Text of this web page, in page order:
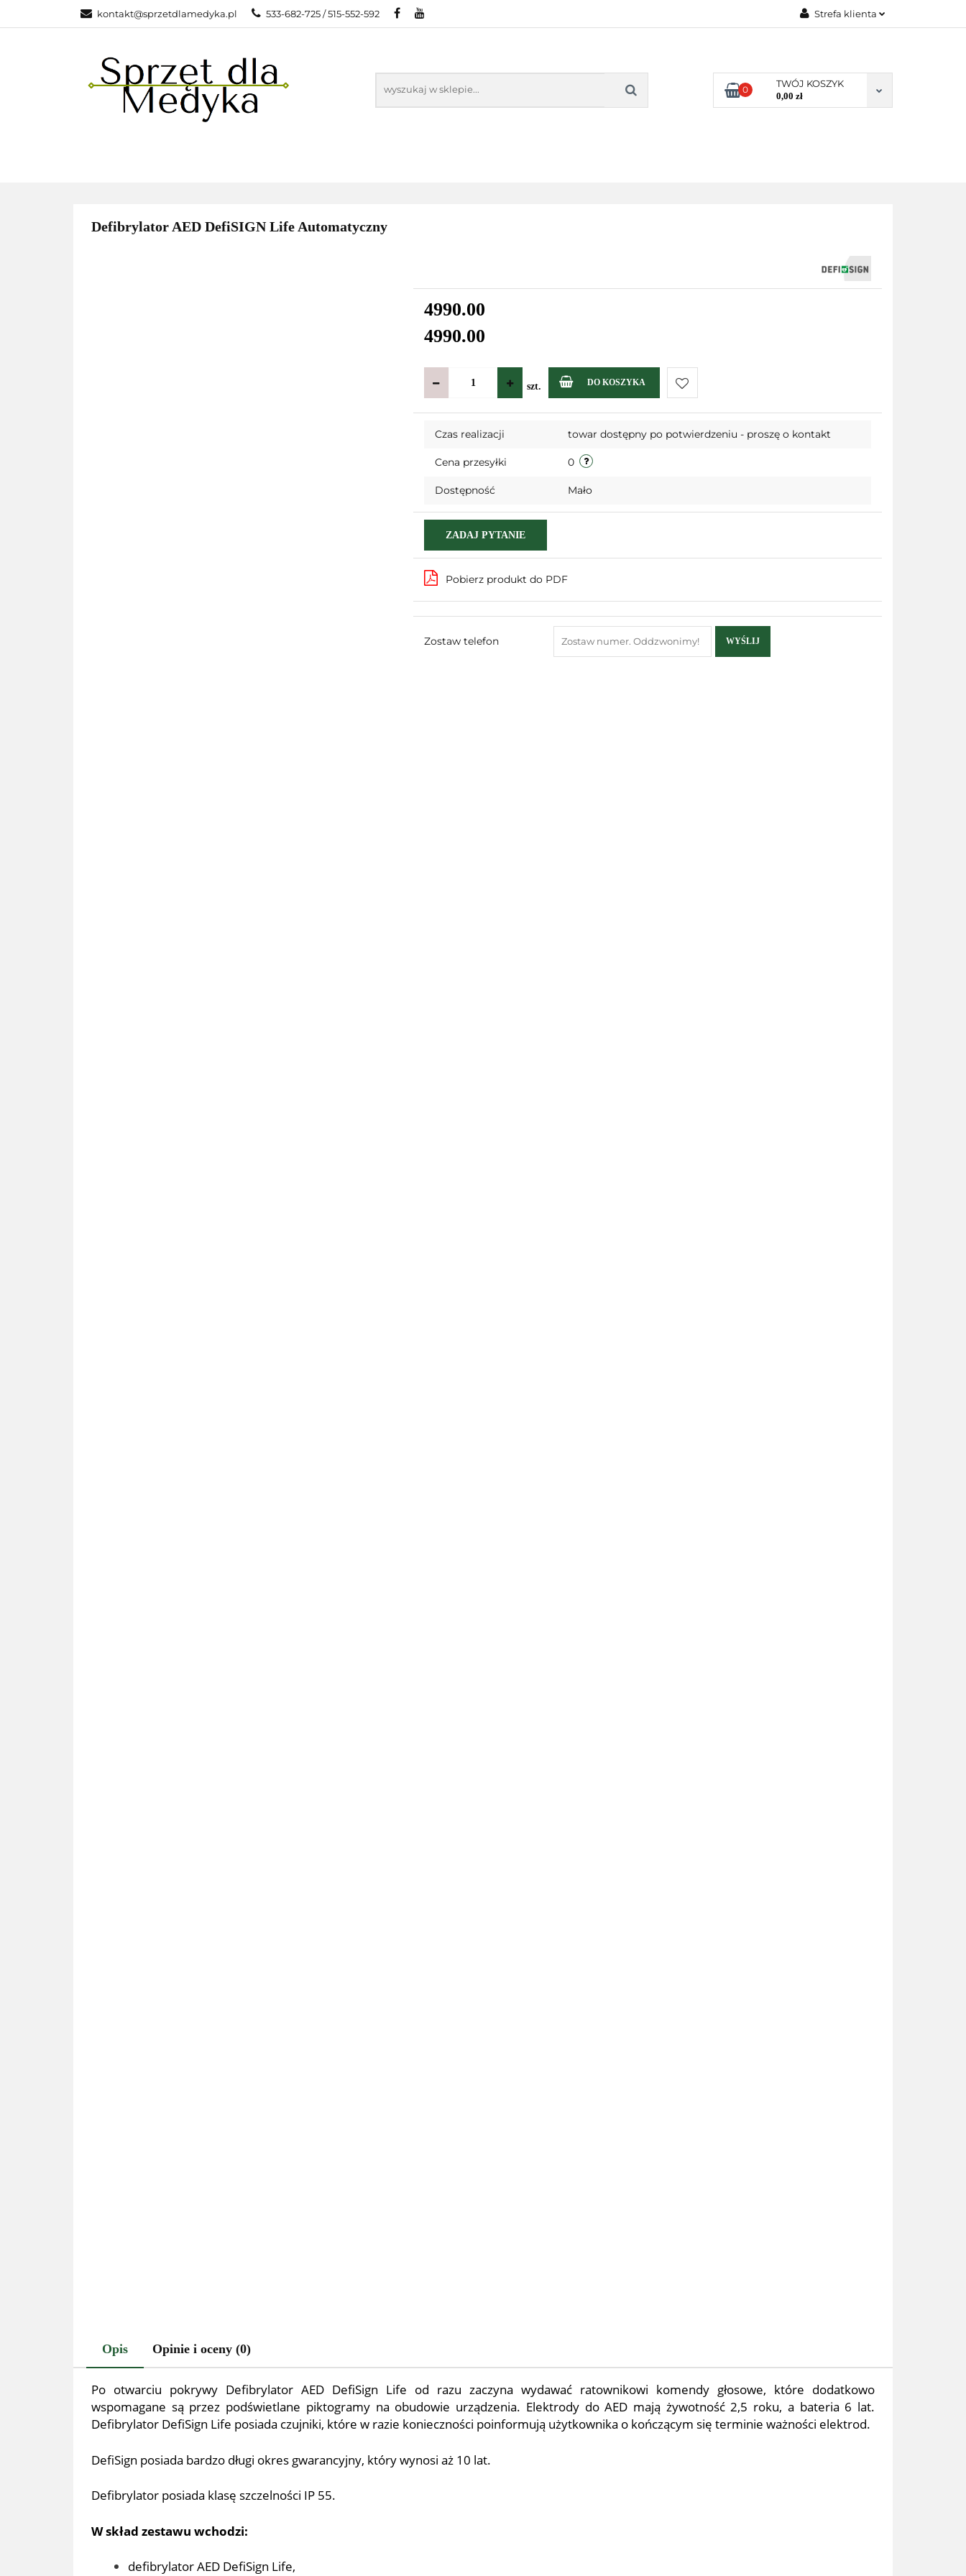
kontakt@sprzetdlamedyka.pl 533-682-725 / 515-552-592 Strefa klienta
Dodaj zgłoszenie
Zgody cookies
0 TWÓJ KOSZYK
0,00 zł
KATEGORIE POLECAMY NOWOŚCI BESTSELLERY BLOG
Defibrylator AED DefiSIGN Life Automatyczny
4990.00
4990.00
szt. DO KOSZYKA
Do
Czas realizacji towar dostępny po potwierdzeniu - proszę o kontakt
Cena przesyłki 0
Dostępność Mało
ZADAJ PYTANIE
Pobierz produkt do PDF
Zostaw telefon WYŚLIJ
Opis Opinie i oceny (0)
Po otwarciu pokrywy Defibrylator AED DefiSign Life od razu zaczyna wydawać ratownikowi komendy głosowe, które dodatkowo
wspomagane są przez podświetlane piktogramy na obudowie urządzenia. Elektrody do AED mają żywotność 2,5 roku, a bateria 6 lat.
Defibrylator DefiSign Life posiada czujniki, które w razie konieczności poinformują użytkownika o kończącym się terminie ważności elektrod.
DefiSign posiada bardzo długi okres gwarancyjny, który wynosi aż 10 lat.
Defibrylator posiada klasę szczelności IP 55.
W skład zestawu wchodzi:
defibrylator AED DefiSign Life,